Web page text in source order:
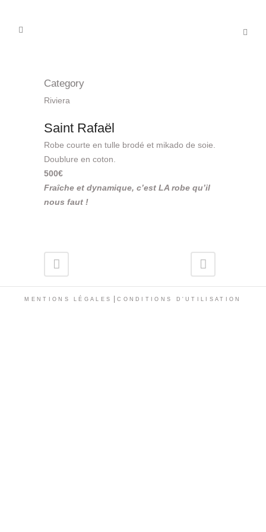
Category
Riviera
Saint Rafaël
Robe courte en tulle brodé et mikado de soie.
Doublure en coton.
500€
Fraîche et dynamique, c’est LA robe qu’il
nous faut !
MENTIONS LÉGALES |CONDITIONS D'UTILISATION